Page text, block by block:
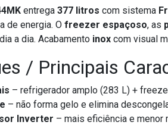
entrega 377 litros com sistema
de energia. O freezer espaçoso, as
a dia. Acabamento inox com visual
/ Principais
– refrigerador amplo (283 L) +
– não forma gelo e elimina
Inverter – mais eficiência e menor